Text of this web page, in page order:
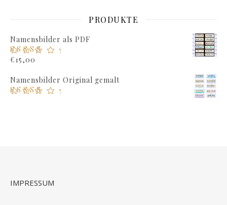
PRODUKTE
Namensbilder als PDF
Bewertet mit
5.00
€15,00
Namensbilder Original gemalt
IMPRESSUM